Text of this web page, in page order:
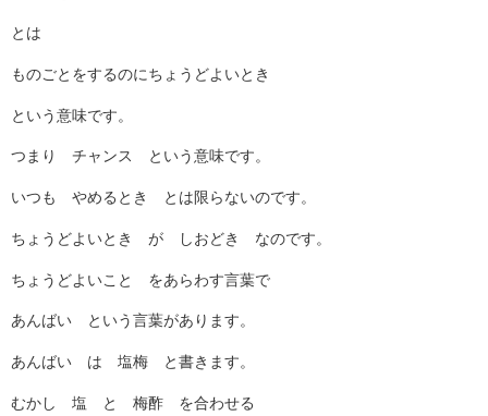
とは
ものごとをするのにちょうどよいとき
という意味です。
つまり チャンス という意味です。
いつも やめるとき とは限らないのです。
ちょうどよいとき が しおどき なのです。
ちょうどよいこと をあらわす言葉で
あんばい という言葉があります。
あんばい は 塩梅 と書きます。
むかし 塩 と 梅酢 を合わせる